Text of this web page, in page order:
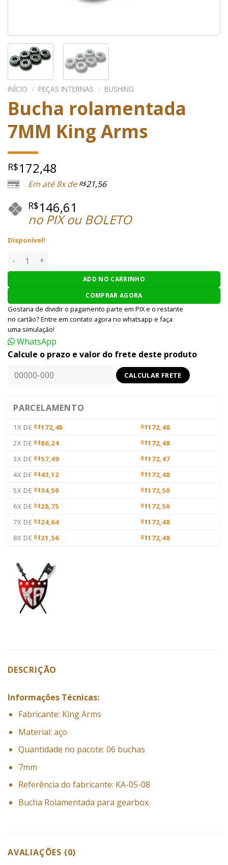
INÍCIO / PEÇAS INTERNAS / BUSHING
Bucha rolamentada
7MM King Arms
R$172,48
Em até 8x de R$21,56
R$146,61
no PIX ou BOLETO
Disponível!
Bucha rolamentada 7MM King Arms quantidade
ADD NO CARRINHO
COMPRAR AGORA
Gostaria de dividir o pagamento parte em PIX e o restante
no cartão? Entre em contato agora no whatsapp e faça
uma simulação!
WhatsApp
Calcule o prazo e valor do frete deste produto
PARCELAMENTO
1X DE R$172,48 R$172,48
2X DE R$86,24 R$172,48
3X DE R$57,49 R$172,47
4X DE R$43,12 R$172,48
5X DE R$34,50 R$172,50
6X DE R$28,75 R$172,50
7X DE R$24,64 R$172,48
8X DE R$21,56 R$172,48
DESCRIÇÃO
Informações Técnicas:
Fabricante: King Arms
Material: aço
Quantidade no pacote: 06 buchas
7mm
Referência do fabricante: KA-05-08
Bucha Rolamentada para gearbox
AVALIAÇÕES (0)